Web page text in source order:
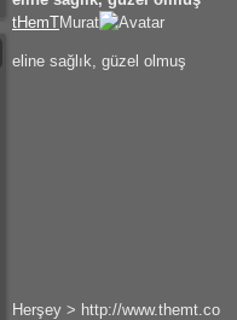
tHemTMurat
eline sağlık, güzel olmuş
Herşey > http://www.themt.co